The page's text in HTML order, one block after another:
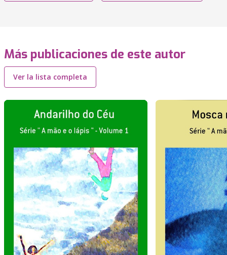
Más publicaciones de este autor
Ver la lista completa